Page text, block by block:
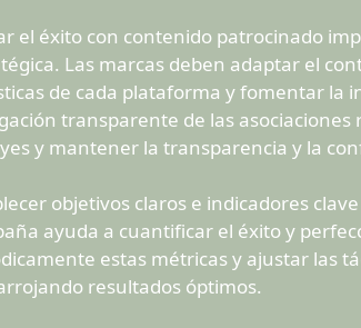
el éxito con contenido patrocinado
Las marcas deben adaptar el
de cada plataforma y fomentar la
transparente de las
y mantener la transparencia y la
objetivos claros e indicadores
ayuda a cuantificar el éxito y
estas métricas y ajustar las
resultados óptimos.